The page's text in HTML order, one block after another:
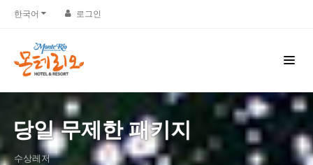
한국어 로그인
당일 무제한 패키지
수상레저